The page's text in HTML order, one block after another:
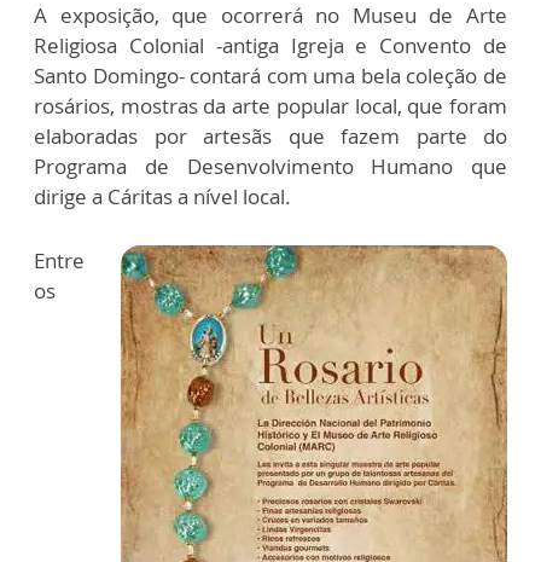
A exposição, que ocorrerá no Museu de Arte
Religiosa Colonial -antiga Igreja e Convento de
Santo Domingo- contará com uma bela coleção de
rosários, mostras da arte popular local, que foram
elaboradas por artesãs que fazem parte do
Programa de Desenvolvimento Humano que
dirige a Cáritas a nível local.
Entre
os